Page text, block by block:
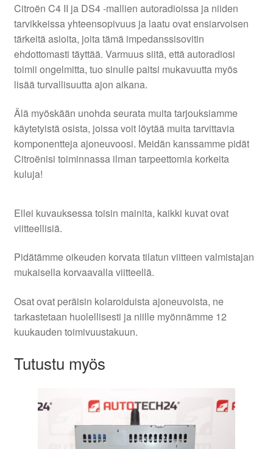
Citroën C4 II ja DS4 -mallien autoradioissa ja niiden
tarvikkeissa yhteensopivuus ja laatu ovat ensiarvoisen
tärkeitä asioita, joita tämä impedanssisovitin
ehdottomasti täyttää. Varmuus siitä, että autoradiosi
toimii ongelmitta, tuo sinulle paitsi mukavuutta myös
lisää turvallisuutta ajon aikana.
Älä myöskään unohda seurata muita tarjouksiamme
käytetyistä osista, joissa voit löytää muita tarvittavia
komponentteja ajoneuvoosi. Meidän kanssamme pidät
Citroënisi toiminnassa ilman tarpeettomia korkeita
kuluja!
Ellei kuvauksessa toisin mainita, kaikki kuvat ovat
viitteellisiä.
Pidätämme oikeuden korvata tilatun viitteen valmistajan
mukaisella korvaavalla viitteellä.
Osat ovat peräisin kolaroiduista ajoneuvoista, ne
tarkastetaan huolellisesti ja niille myönnämme 12
kuukauden toimivuustakuun.
Tutustu myös